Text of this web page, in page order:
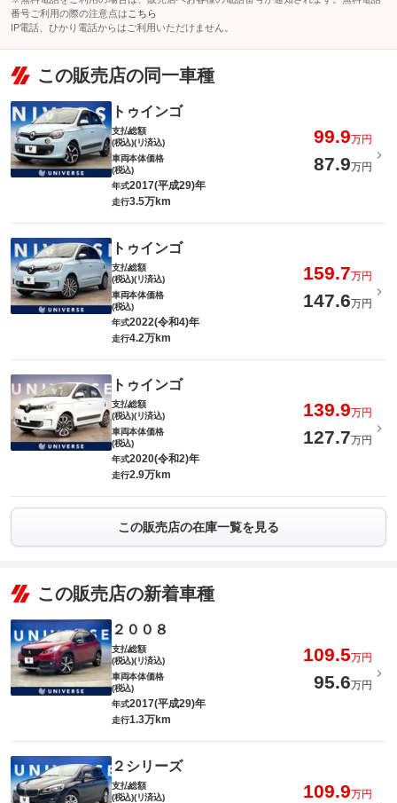
番号ご利用の際の注意点は こちら
IP電話、ひかり電話からはご利用いただけません。
この販売店の同一車種
トゥインゴ
支払総額
(税込)(リ済込)
99.9万円
車両本体価格
(税込)
87.9万円
年式2017(平成29)年
走行3.5万km
トゥインゴ
支払総額
(税込)(リ済込)
159.7万円
車両本体価格
(税込)
147.6万円
年式2022(令和4)年
走行4.2万km
トゥインゴ
支払総額
(税込)(リ済込)
139.9万円
車両本体価格
(税込)
127.7万円
年式2020(令和2)年
走行2.9万km
この販売店の在庫一覧を見る
この販売店の新着車種
２００８
支払総額
(税込)(リ済込)
109.5万円
車両本体価格
(税込)
95.6万円
年式2017(平成29)年
走行1.3万km
２シリーズ
支払総額
(税込)(リ済込)
109.9万円